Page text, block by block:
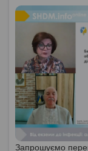
Запрошуємо